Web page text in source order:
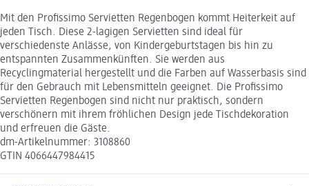
Mit den Profissimo Servietten Regenbogen kommt Heiterkeit auf
jeden Tisch. Diese 2-lagigen Servietten sind ideal für
verschiedenste Anlässe, von Kindergeburtstagen bis hin zu
entspannten Zusammenkünften. Sie werden aus
Recyclingmaterial hergestellt und die Farben auf Wasserbasis sind
für den Gebrauch mit Lebensmitteln geeignet. Die Profissimo
Servietten Regenbogen sind nicht nur praktisch, sondern
verschönern mit ihrem fröhlichen Design jede Tischdekoration
und erfreuen die Gäste.
dm-Artikelnummer: 3108860
GTIN 4066447984415